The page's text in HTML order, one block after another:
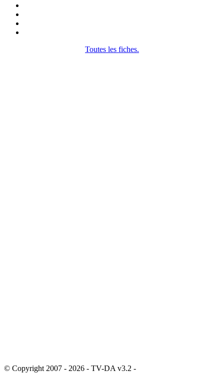
Toutes les fiches.
© Copyright 2007 - 2026 - TV-DA v3.2 -